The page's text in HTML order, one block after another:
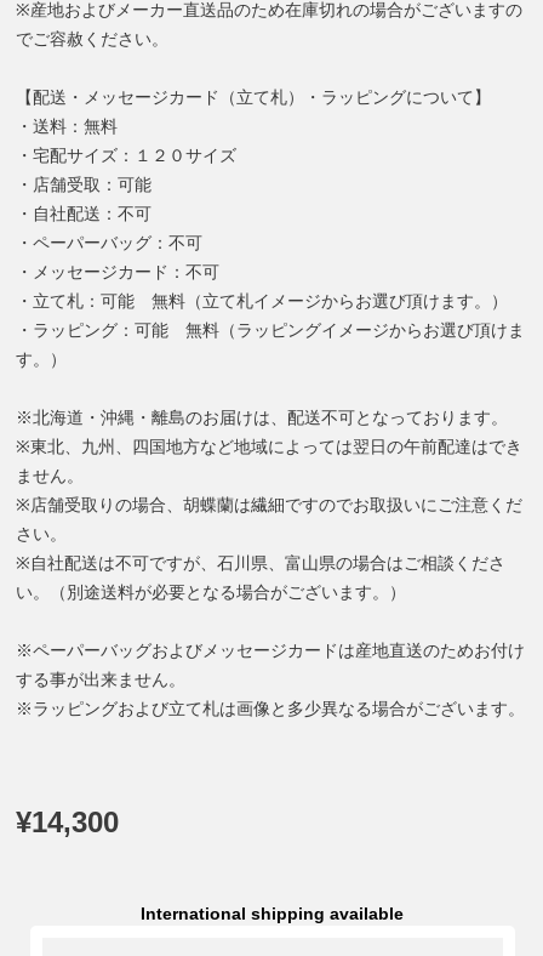
※産地およびメーカー直送品のため在庫切れの場合がございますの
でご容赦ください。
【配送・メッセージカード（立て札）・ラッピングについて】
・送料：無料
・宅配サイズ：１２０サイズ
・店舗受取：可能
・自社配送：不可
・ペーパーバッグ：不可
・メッセージカード：不可
・立て札：可能 無料（立て札イメージからお選び頂けます。）
・ラッピング：可能 無料（ラッピングイメージからお選び頂けま
す。）
※北海道・沖縄・離島のお届けは、配送不可となっております。
※東北、九州、四国地方など地域によっては翌日の午前配達はでき
ません。
※店舗受取りの場合、胡蝶蘭は繊細ですのでお取扱いにご注意くだ
さい。
※自社配送は不可ですが、石川県、富山県の場合はご相談くださ
い。（別途送料が必要となる場合がございます。）
※ペーパーバッグおよびメッセージカードは産地直送のためお付け
する事が出来ません。
※ラッピングおよび立て札は画像と多少異なる場合がございます。
¥14,300
International shipping available